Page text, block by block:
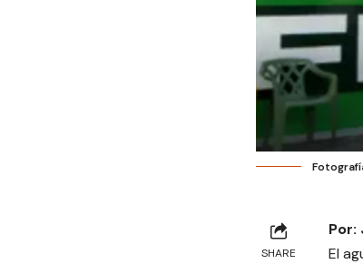
SHARE
Por:
El